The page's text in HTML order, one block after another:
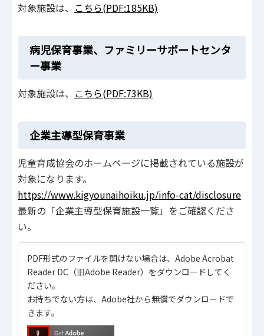
対象施設は、 こちら(PDF:185KB)
病児保育事業、ファミリーサポートセンタ
ー事業
対象施設は、 こちら(PDF:73KB)
企業主導型保育事業
児童育成協会のホームページに掲載されている施設が
対象になります。
https://www.kigyounaihoiku.jp/info-cat/disclosure
最新の「企業主導型保育施設一覧」をご確認くださ
い。
PDF形式のファイルを開けない場合は、Adobe Acrobat
Reader DC（旧Adobe Reader）をダウンロードしてく
ださい。
お持ちでない方は、Adobe社から無償でダウンロードで
きます。